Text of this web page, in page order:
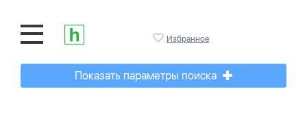
Избранное
Показать параметры поиска